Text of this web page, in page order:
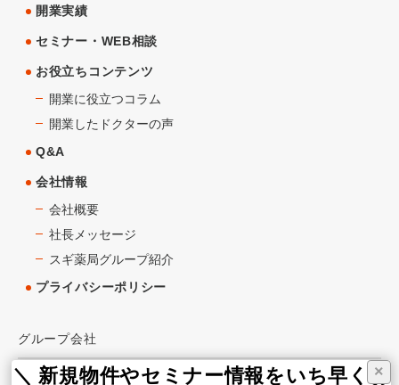
開業実績
セミナー・WEB相談
お役立ちコンテンツ
開業に役立つコラム
開業したドクターの声
Q&A
会社情報
会社概要
社長メッセージ
スギ薬局グループ紹介
プライバシーポリシー
グループ会社
スギ薬局
×
＼ 新規物件やセミナー情報をいち早くお